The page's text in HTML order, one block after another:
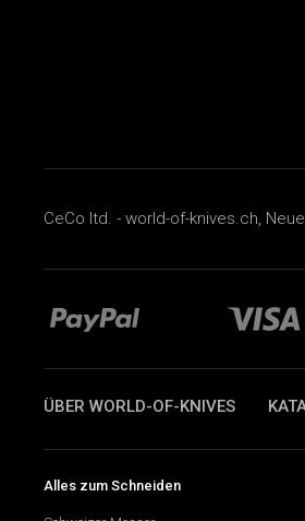
CeCo ltd. - world-of-knives.ch,
ÜBER WORLD-OF-KNIVES
Alles zum Schneiden